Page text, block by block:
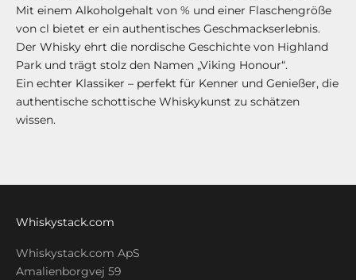
Mit einem Alkoholgehalt von % und einer Flaschengröße
von cl bietet er ein authentisches Geschmackserlebnis.
Der Whisky ehrt die nordische Geschichte von Highland
Park und trägt stolz den Namen „Viking Honour“.
Ein echter Klassiker – perfekt für Kenner und Genießer, die
authentische schottische Whiskykunst zu schätzen
wissen.
Whiskystack.com
Whiskystack.com ApS
Amalienborgvej 59